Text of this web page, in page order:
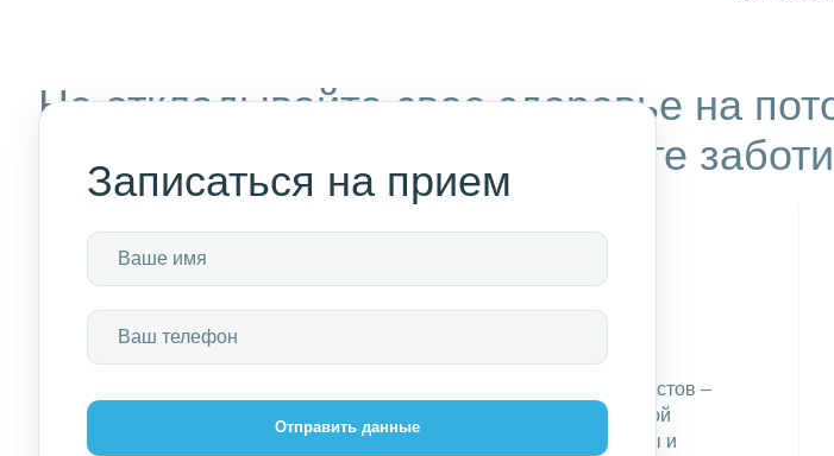
Не откладывайте свое здоровье на
NotaBene уже сегодня и начните
самый широкий спектр
комплексных диагностических и
Более 80% специалистов –
врачи высшей, первой
категории, кандидаты и
Записаться на прием